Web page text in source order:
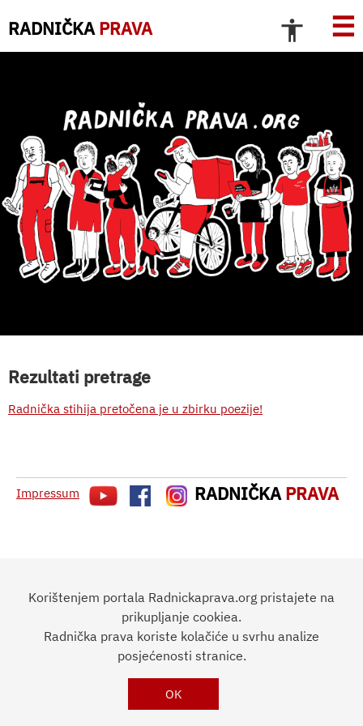
RADNIČKA PRAVA ☰
Rezultati pretrage
Radnička stihija pretočena je u zbirku poezije!
Impressum RADNIČKAPRAVA
Korištenjem portala Radnickaprava.org pristajete na
prikupljanje cookiea.
Radnička prava koriste kolačiće u svrhu analize
posjećenosti stranice.
OK